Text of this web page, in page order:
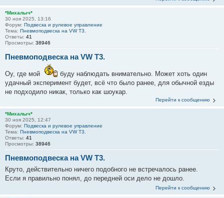
*Михалыч*
30 ноя 2025, 13:16
Форум: Подвеска и рулевое управление
Тема: Пневмоподвеска на VW Т3.
Ответы: 41
Просмотры: 38946
Пневмоподвеска на VW Т3.
Оу, где мой
буду наблюдать внимательно. Может хоть один
удачный эксперимент будет, всё что было ранее, для обычной езды
не подходило никак, только как шоукар.
Перейти к сообщению
*Михалыч*
30 ноя 2025, 12:47
Форум: Подвеска и рулевое управление
Тема: Пневмоподвеска на VW Т3.
Ответы: 41
Просмотры: 38946
Пневмоподвеска на VW Т3.
Круто, действительно ничего подобного не встречалось ранее.
Если я правильно понял, до передней оси дело не дошло.
Перейти к сообщению